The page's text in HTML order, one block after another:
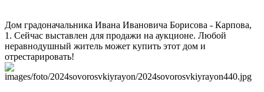
Дом градоначальника Ивана Ивановича Борисова - Карпова,
1. Сейчас выставлен для продажи на аукционе. Любой
неравнодушный житель может купить этот дом и
отрестарировать!